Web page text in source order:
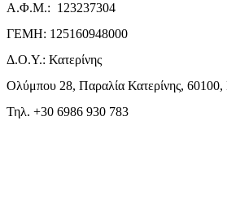
Α.Φ.Μ.: 123237304
ΓΕΜΗ: 125160948000
Δ.Ο.Υ.: Κατερίνης
Ολύμπου 28, Παραλία Κατερίνης, 60100,
Τηλ. +30 6986 930 783